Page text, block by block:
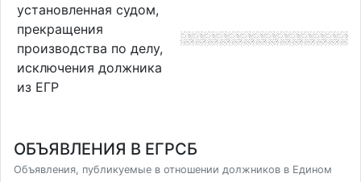
установленная судом,
прекращения
производства по делу,
исключения должника
из ЕГР
ОБЪЯВЛЕНИЯ В ЕГРСБ
Объявления, публикуемые в отношении должников в Едином